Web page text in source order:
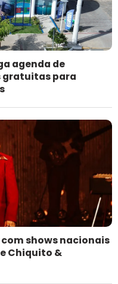
agenda de
gratuitas para
shows nacionais
Chiquito &